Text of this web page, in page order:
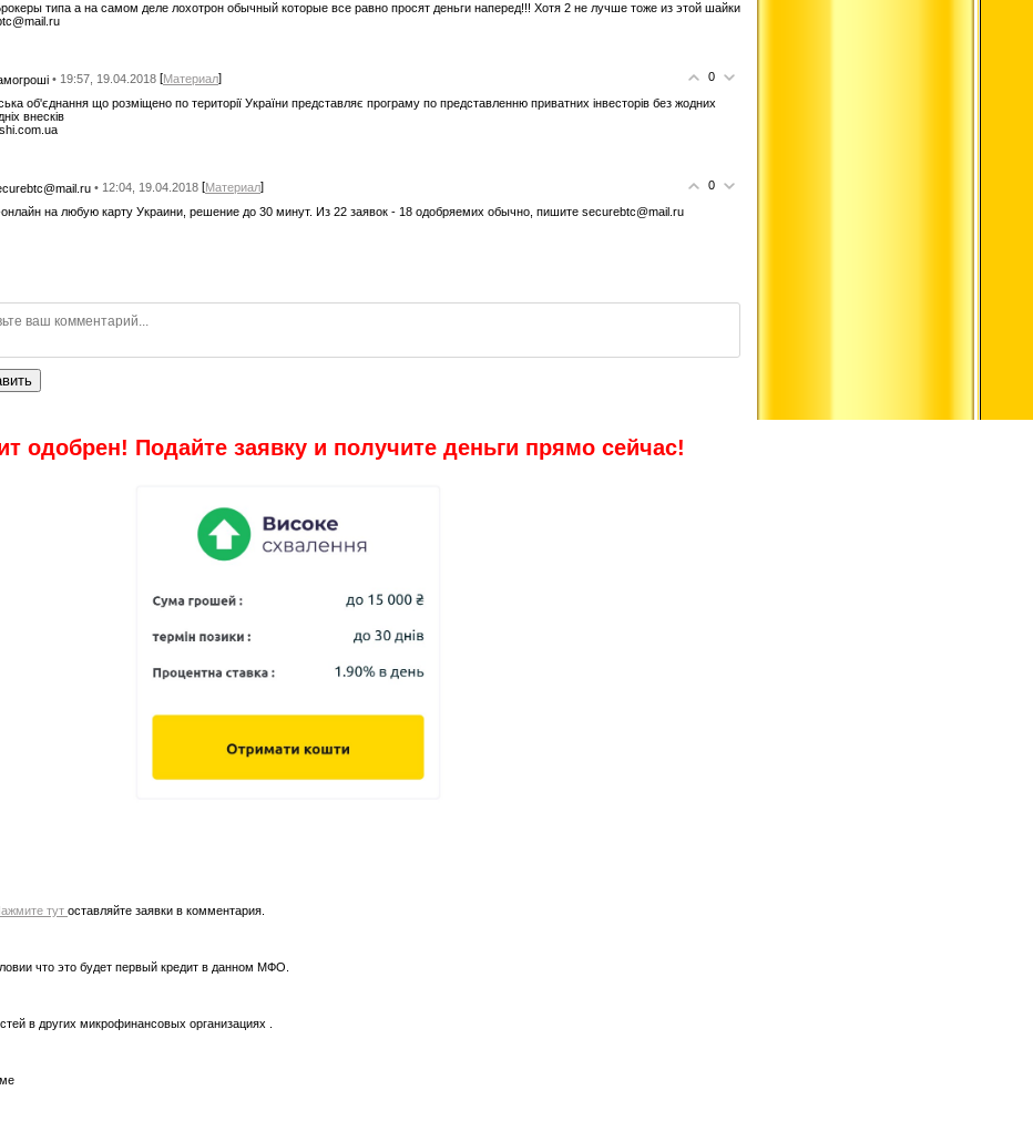
типа а на самом деле лохотрон обычный которые все равно просят деньги наперед!!! Хотя 2 не лучше тоже из этой шайки
0
• 19:57, 19.04.2018 [Материал]
об'єднання що розміщено по території України представляє програму по представленню приватних інвесторів без жодних
внесків
0
• 12:04, 19.04.2018 [Материал]
онлайн на любую карту Украини, решение до 30 минут. Из 22 заявок - 18 одобряемих обычно, пишите securebtc@mail.ru
одобрен! Подайте заявку и получите деньги прямо сейчас!
тут оставляйте заявки в комментария.
что это будет первый кредит в данном МФО.
в других микрофинансовых организациях .